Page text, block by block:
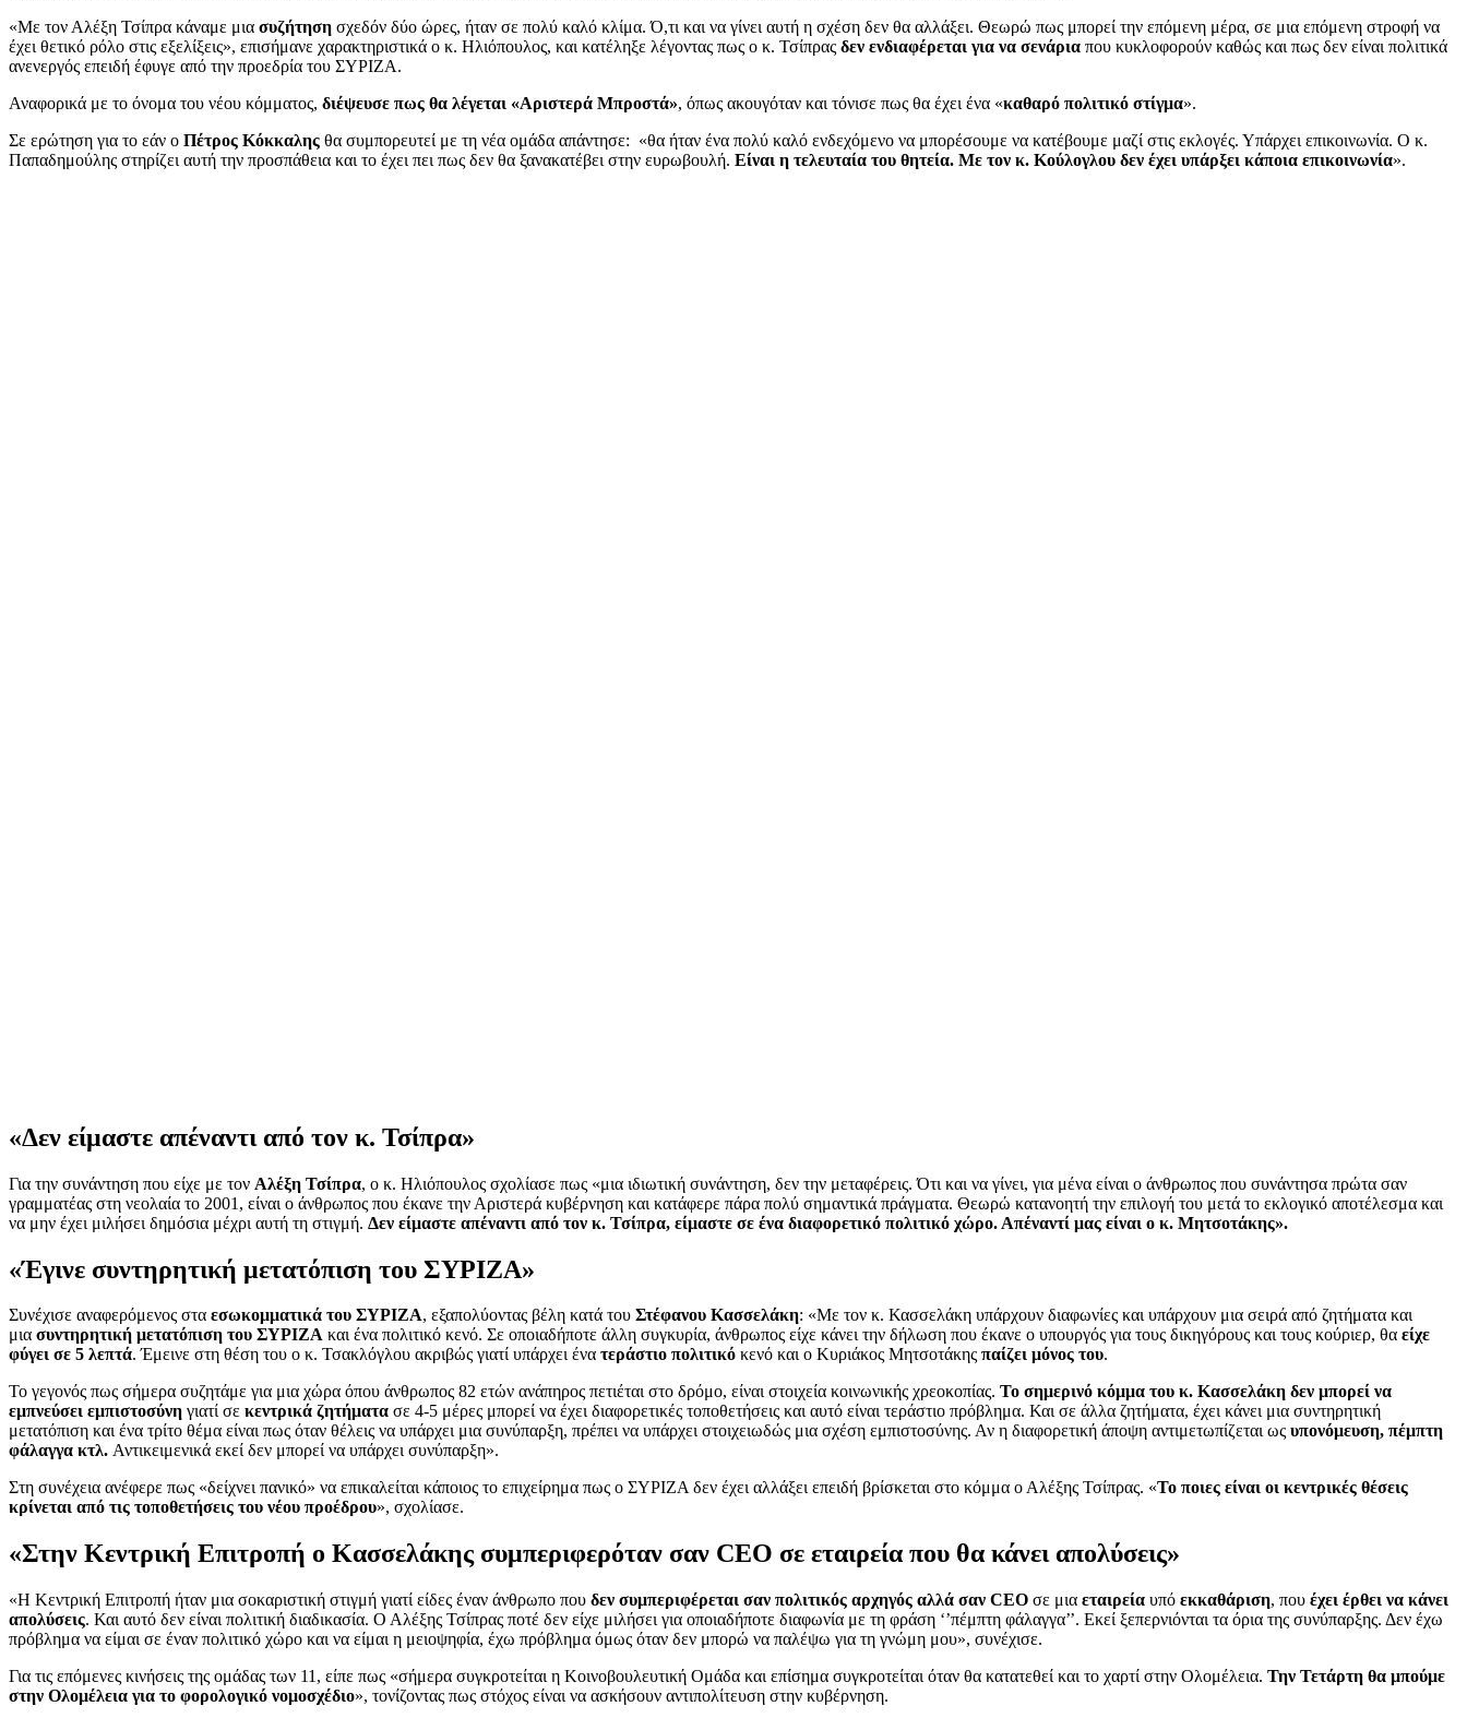
«Με τον Αλέξη Τσίπρα κάναμε μια συζήτηση σχεδόν δύο ώρες, ήταν σε πολύ καλό κλίμα. Ό,τι και να γίνει αυτή η σχέση δεν θα αλλάξει. Θεωρώ πως μπορεί την επόμενη μέρα, σε μια επόμενη στροφή να
έχει θετικό ρόλο στις εξελίξεις», επισήμανε χαρακτηριστικά ο κ. Ηλιόπουλος, και κατέληξε λέγοντας πως ο κ. Τσίπρας δεν ενδιαφέρεται για να σενάρια που κυκλοφορούν καθώς και πως δεν είναι πολιτικά
ανενεργός επειδή έφυγε από την προεδρία του ΣΥΡΙΖΑ.
Αναφορικά με το όνομα του νέου κόμματος, διέψευσε πως θα λέγεται «Αριστερά Μπροστά», όπως ακουγόταν και τόνισε πως θα έχει ένα «καθαρό πολιτικό στίγμα».
Σε ερώτηση για το εάν ο Πέτρος Κόκκαλης θα συμπορευτεί με τη νέα ομάδα απάντησε: «θα ήταν ένα πολύ καλό ενδεχόμενο να μπορέσουμε να κατέβουμε μαζί στις εκλογές. Υπάρχει επικοινωνία. Ο κ.
Παπαδημούλης στηρίζει αυτή την προσπάθεια και το έχει πει πως δεν θα ξανακατέβει στην ευρωβουλή. Είναι η τελευταία του θητεία. Με τον κ. Κούλογλου δεν έχει υπάρξει κάποια επικοινωνία».
«Δεν είμαστε απέναντι από τον κ. Τσίπρα»
Για την συνάντηση που είχε με τον Αλέξη Τσίπρα, ο κ. Ηλιόπουλος σχολίασε πως «μια ιδιωτική συνάντηση, δεν την μεταφέρεις. Ότι και να γίνει, για μένα είναι ο άνθρωπος που συνάντησα πρώτα σαν
γραμματέας στη νεολαία το 2001, είναι ο άνθρωπος που έκανε την Αριστερά κυβέρνηση και κατάφερε πάρα πολύ σημαντικά πράγματα. Θεωρώ κατανοητή την επιλογή του μετά το εκλογικό αποτέλεσμα και
να μην έχει μιλήσει δημόσια μέχρι αυτή τη στιγμή. Δεν είμαστε απέναντι από τον κ. Τσίπρα, είμαστε σε ένα διαφορετικό πολιτικό χώρο. Απέναντί μας είναι ο κ. Μητσοτάκης».
«Έγινε συντηρητική μετατόπιση του ΣΥΡΙΖΑ»
Συνέχισε αναφερόμενος στα εσωκομματικά του ΣΥΡΙΖΑ, εξαπολύοντας βέλη κατά του Στέφανου Κασσελάκη: «Με τον κ. Κασσελάκη υπάρχουν διαφωνίες και υπάρχουν μια σειρά από ζητήματα και
μια συντηρητική μετατόπιση του ΣΥΡΙΖΑ και ένα πολιτικό κενό. Σε οποιαδήποτε άλλη συγκυρία, άνθρωπος είχε κάνει την δήλωση που έκανε ο υπουργός για τους δικηγόρους και τους κούριερ, θα είχε
φύγει σε 5 λεπτά. Έμεινε στη θέση του ο κ. Τσακλόγλου ακριβώς γιατί υπάρχει ένα τεράστιο πολιτικό κενό και ο Κυριάκος Μητσοτάκης παίζει μόνος του.
Το γεγονός πως σήμερα συζητάμε για μια χώρα όπου άνθρωπος 82 ετών ανάπηρος πετιέται στο δρόμο, είναι στοιχεία κοινωνικής χρεοκοπίας. Το σημερινό κόμμα του κ. Κασσελάκη δεν μπορεί να
εμπνεύσει εμπιστοσύνη γιατί σε κεντρικά ζητήματα σε 4-5 μέρες μπορεί να έχει διαφορετικές τοποθετήσεις και αυτό είναι τεράστιο πρόβλημα. Και σε άλλα ζητήματα, έχει κάνει μια συντηρητική
μετατόπιση και ένα τρίτο θέμα είναι πως όταν θέλεις να υπάρχει μια συνύπαρξη, πρέπει να υπάρχει στοιχειωδώς μια σχέση εμπιστοσύνης. Αν η διαφορετική άποψη αντιμετωπίζεται ως υπονόμευση, πέμπτη
φάλαγγα κτλ. Αντικειμενικά εκεί δεν μπορεί να υπάρχει συνύπαρξη».
Στη συνέχεια ανέφερε πως «δείχνει πανικό» να επικαλείται κάποιος το επιχείρημα πως ο ΣΥΡΙΖΑ δεν έχει αλλάξει επειδή βρίσκεται στο κόμμα ο Αλέξης Τσίπρας. «Το ποιες είναι οι κεντρικές θέσεις
κρίνεται από τις τοποθετήσεις του νέου προέδρου», σχολίασε.
«Στην Κεντρική Επιτροπή ο Κασσελάκης συμπεριφερόταν σαν CEO σε εταιρεία που θα κάνει απολύσεις»
«Η Κεντρική Επιτροπή ήταν μια σοκαριστική στιγμή γιατί είδες έναν άνθρωπο που δεν συμπεριφέρεται σαν πολιτικός αρχηγός αλλά σαν CEO σε μια εταιρεία υπό εκκαθάριση, που έχει έρθει να κάνει
απολύσεις. Και αυτό δεν είναι πολιτική διαδικασία. Ο Αλέξης Τσίπρας ποτέ δεν είχε μιλήσει για οποιαδήποτε διαφωνία με τη φράση ‘’πέμπτη φάλαγγα’’. Εκεί ξεπερνιόνται τα όρια της συνύπαρξης. Δεν έχω
πρόβλημα να είμαι σε έναν πολιτικό χώρο και να είμαι η μειοψηφία, έχω πρόβλημα όμως όταν δεν μπορώ να παλέψω για τη γνώμη μου», συνέχισε.
Για τις επόμενες κινήσεις της ομάδας των 11, είπε πως «σήμερα συγκροτείται η Κοινοβουλευτική Ομάδα και επίσημα συγκροτείται όταν θα κατατεθεί και το χαρτί στην Ολομέλεια. Την Τετάρτη θα μπούμε
στην Ολομέλεια για το φορολογικό νομοσχέδιο», τονίζοντας πως στόχος είναι να ασκήσουν αντιπολίτευση στην κυβέρνηση.